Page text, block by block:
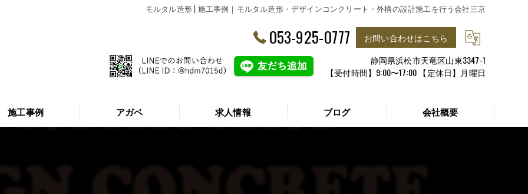
モルタル造形 | 施工事例｜モルタル造形・デザインコンクリート・外構の設計施工を行う会社三京
053-925-0777
お問い合わせはこちら
静岡県浜松市天竜区山東3347-1
【受付時間】9:00〜17:00 【定休日】月曜日
施工事例 アガベ 求人情報 ブログ 会社概要